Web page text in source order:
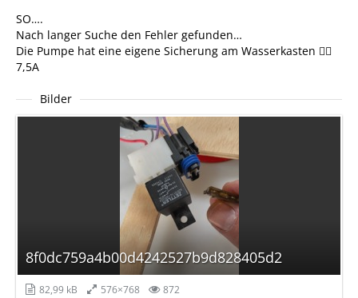
SO….
Nach langer Suche den Fehler gefunden…
Die Pumpe hat eine eigene Sicherung am Wasserkasten 😵‍💫
7,5A
Bilder
8f0dc759a4b00d4242527b9d828405d2
82,99 kB 576×768 872